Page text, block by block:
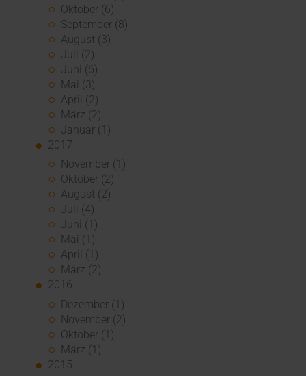
Oktober (6)
September (8)
August (3)
Juli (2)
Juni (6)
Mai (3)
April (2)
März (2)
Januar (1)
2017
November (1)
Oktober (2)
August (2)
Juli (4)
Juni (1)
Mai (1)
April (1)
März (2)
2016
Dezember (1)
November (2)
Oktober (1)
März (1)
2015